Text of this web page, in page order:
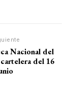
Nacional del
del 16